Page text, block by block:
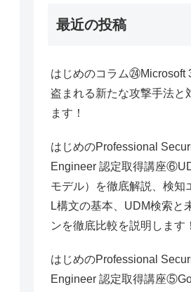
最近の投稿
はじめのコラム㉔Microsoft
盗まれる新たな攻撃手法と
ます！
はじめのProfessional
Engineer 認定取得講座
モデル）を徹底解説、検知
L構文の基本、UDM検索と
ンを徹底比較を説明します！
はじめのProfessional
Engineer 認定取得講座